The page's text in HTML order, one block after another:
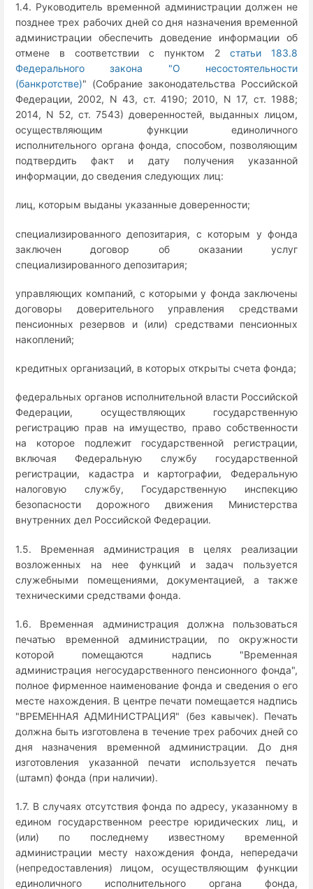
1.4. Руководитель временной администрации должен не
позднее трех рабочих дней со дня назначения временной
администрации обеспечить доведение информации об
отмене в соответствии с пунктом 2 статьи 183.8
Федерального закона "О несостоятельности
(банкротстве)" (Собрание законодательства Российской
Федерации, 2002, N 43, ст. 4190; 2010, N 17, ст. 1988;
2014, N 52, ст. 7543) доверенностей, выданных лицом,
осуществляющим функции единоличного
исполнительного органа фонда, способом, позволяющим
подтвердить факт и дату получения указанной
информации, до сведения следующих лиц:
лиц, которым выданы указанные доверенности;
специализированного депозитария, с которым у фонда
заключен договор об оказании услуг
специализированного депозитария;
управляющих компаний, с которыми у фонда заключены
договоры доверительного управления средствами
пенсионных резервов и (или) средствами пенсионных
накоплений;
кредитных организаций, в которых открыты счета фонда;
федеральных органов исполнительной власти Российской
Федерации, осуществляющих государственную
регистрацию прав на имущество, право собственности
на которое подлежит государственной регистрации,
включая Федеральную службу государственной
регистрации, кадастра и картографии, Федеральную
налоговую службу, Государственную инспекцию
безопасности дорожного движения Министерства
внутренних дел Российской Федерации.
1.5. Временная администрация в целях реализации
возложенных на нее функций и задач пользуется
служебными помещениями, документацией, а также
техническими средствами фонда.
1.6. Временная администрация должна пользоваться
печатью временной администрации, по окружности
которой помещаются надпись "Временная
администрация негосударственного пенсионного фонда",
полное фирменное наименование фонда и сведения о его
месте нахождения. В центре печати помещается надпись
"ВРЕМЕННАЯ АДМИНИСТРАЦИЯ" (без кавычек). Печать
должна быть изготовлена в течение трех рабочих дней со
дня назначения временной администрации. До дня
изготовления указанной печати используется печать
(штамп) фонда (при наличии).
1.7. В случаях отсутствия фонда по адресу, указанному в
едином государственном реестре юридических лиц, и
(или) по последнему известному временной
администрации месту нахождения фонда, непередачи
(непредоставления) лицом, осуществляющим функции
единоличного исполнительного органа фонда,